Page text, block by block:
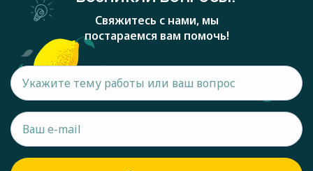
Свяжитесь с нами, мы
постараемся вам помочь!